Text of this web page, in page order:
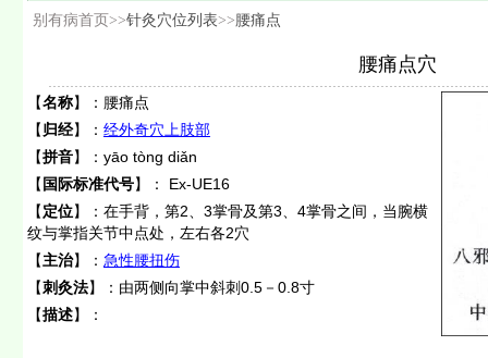
别有病首页>>针灸穴位列表>>腰痛点
腰痛点穴
【名称】： 腰痛点
【归经】： 经外奇穴上肢部
【拼音】： yāo tòng diǎn
【 国际标准代号】： Ex-UE16
【定位】： 在手背，第2、3掌骨及第3、4掌骨之间，当腕横
纹与掌指关节中点处，左右各2穴
【主治】： 急性腰扭伤
【刺灸法】：由两侧向掌中斜刺0.5－0.8寸
【描述】：